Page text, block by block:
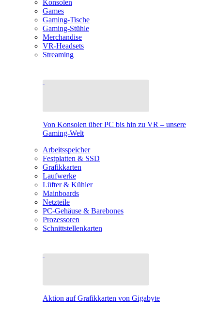
Konsolen
Games
Gaming-Tische
Gaming-Stühle
Merchandise
VR-Headsets
Streaming
Von Konsolen über PC bis hin zu VR – unsere
Gaming-Welt
Arbeitsspeicher
Festplatten & SSD
Grafikkarten
Laufwerke
Lüfter & Kühler
Mainboards
Netzteile
PC-Gehäuse & Barebones
Prozessoren
Schnittstellenkarten
Aktion auf Grafikkarten von Gigabyte